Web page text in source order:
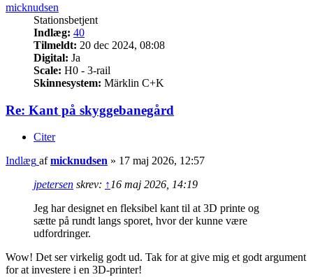
micknudsen
Stationsbetjent
Indlæg: 40
Tilmeldt: 20 dec 2024, 08:08
Digital: Ja
Scale: H0 - 3-rail
Skinnesystem: Märklin C+K
Re: Kant på skyggebanegård
Citer
Indlæg afmicknudsen » 17 maj 2026, 12:57
jpetersen skrev: ↑ 16 maj 2026, 14:19
Jeg har designet en fleksibel kant til at 3D printe og
sætte på rundt langs sporet, hvor der kunne være
udfordringer.
Wow! Det ser virkelig godt ud. Tak for at give mig et godt argument
for at investere i en 3D-printer!